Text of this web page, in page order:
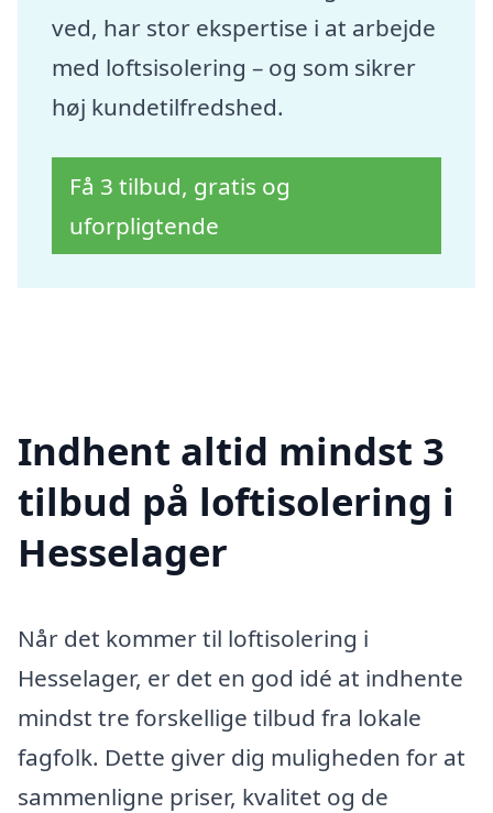
ved, har stor ekspertise i at arbejde
med loftsisolering – og som sikrer
høj kundetilfredshed.
Få 3 tilbud, gratis og
uforpligtende
Indhent altid mindst 3
tilbud på loftisolering i
Hesselager
Når det kommer til loftisolering i
Hesselager, er det en god idé at indhente
mindst tre forskellige tilbud fra lokale
fagfolk. Dette giver dig muligheden for at
sammenligne priser, kvalitet og de